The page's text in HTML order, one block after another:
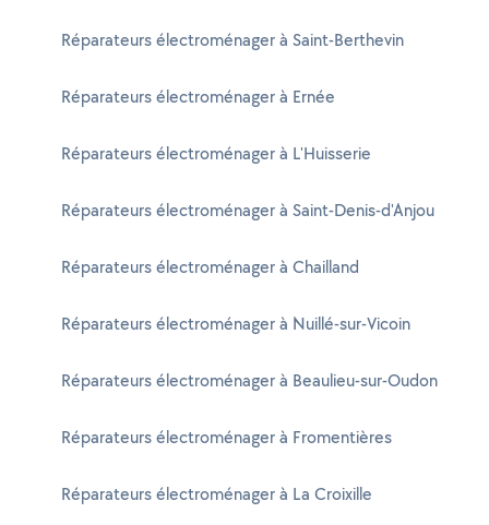
Réparateurs électroménager à Saint-Berthevin
Réparateurs électroménager à Ernée
Réparateurs électroménager à L'Huisserie
Réparateurs électroménager à Saint-Denis-d'Anjou
Réparateurs électroménager à Chailland
Réparateurs électroménager à Nuillé-sur-Vicoin
Réparateurs électroménager à Beaulieu-sur-Oudon
Réparateurs électroménager à Fromentières
Réparateurs électroménager à La Croixille